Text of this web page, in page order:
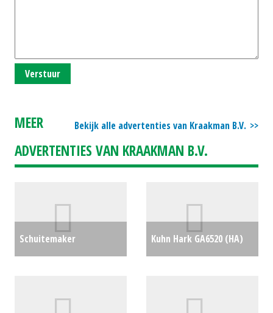
Verstuur
Bekijk alle advertenties van Kraakman B.V.
MEER
ADVERTENTIES VAN KRAAKMAN B.V.
Schuitemaker
Kuhn Hark GA6520 (HA)